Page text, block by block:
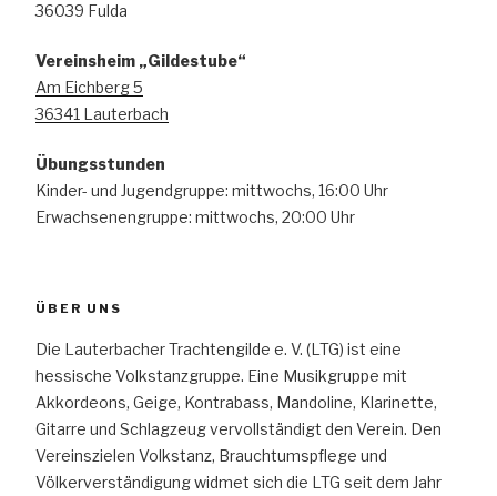
36039 Fulda
Vereinsheim „Gildestube“
Am Eichberg 5
36341 Lauterbach
Übungsstunden
Kinder- und Jugendgruppe: mittwochs, 16:00 Uhr
Erwachsenengruppe: mittwochs, 20:00 Uhr
ÜBER UNS
Die Lauterbacher Trachtengilde e. V. (LTG) ist eine
hessische Volkstanzgruppe. Eine Musikgruppe mit
Akkordeons, Geige, Kontrabass, Mandoline, Klarinette,
Gitarre und Schlagzeug vervollständigt den Verein. Den
Vereinszielen Volkstanz, Brauchtumspflege und
Völkerverständigung widmet sich die LTG seit dem Jahr